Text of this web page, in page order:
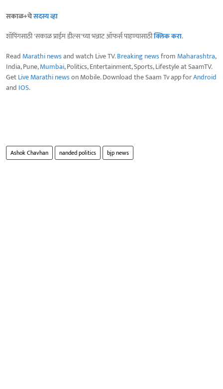
सकाळ+चेसदस्य व्हा
शॉपिंगसाठी 'सकाळ प्राईम डील्स'च्या भन्नाट ऑफर्स पाहण्यासाठीक्लिक करा.
Read Marathi newsand watch Live TV.Breaking newsfrom Maharashtra,
India, Pune,Mumbai, Politics, Entertainment, Sports, Lifestyle at SaamTV.
GetLive Marathi newson Mobile. Download the Saam Tv app forAndroid
and IOS.
Ashok Chavhan nanded politics bjp news